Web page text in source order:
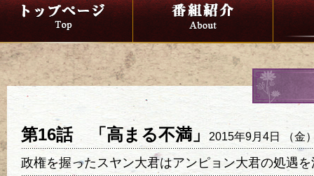
音楽 エンタメ
ファンクラブ
視聴方法
ショッピング 公式SNS
第16話 「高まる不満」 2015年9月4日 （金
政権を握ったスヤン大君はアンピョン大君の処遇